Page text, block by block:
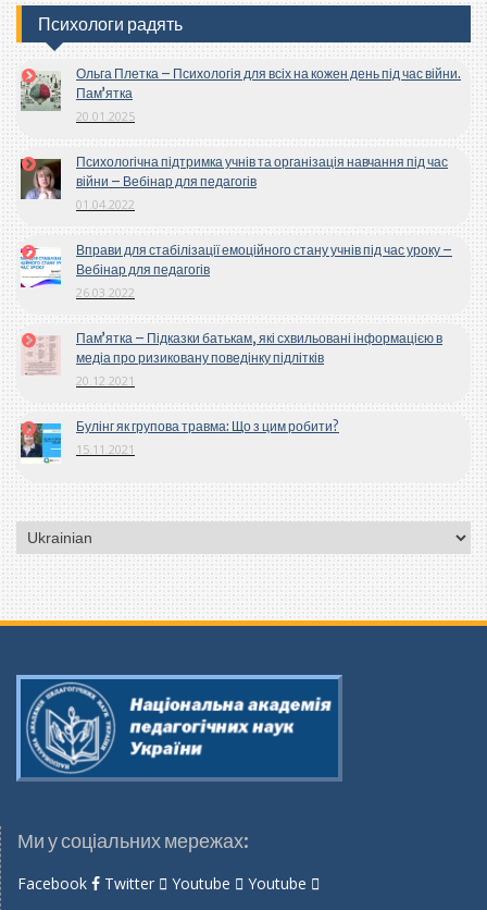
Психологи радять
Ольга Плетка – Психологія для всіх на кожен день під час війни.
Пам’ятка
20.01.2025
Психологічна підтримка учнів та організація навчання під час
війни – Вебінар для педагогів
01.04.2022
Вправи для стабілізації емоційного стану учнів під час уроку –
Вебінар для педагогів
26.03.2022
Пам’ятка – Підказки батькам, які схвильовані інформацією в
медіа про ризиковану поведінку підлітків
20.12.2021
Булінг як групова травма: Що з цим робити?
15.11.2021
Вибрати
мову
Ми у соціальних мережах:
Facebook Twitter Youtube Youtube